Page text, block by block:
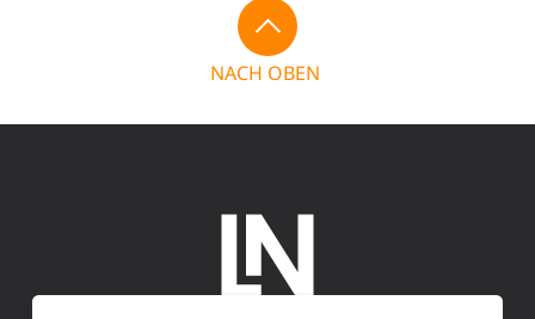
NACH OBEN